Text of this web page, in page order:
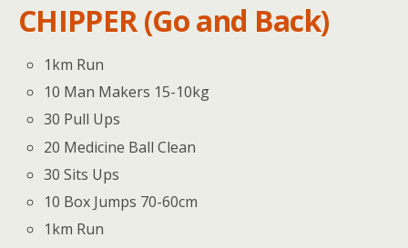
CHIPPER (Go and Back)
1km Run
10 Man Makers 15-10kg
30 Pull Ups
20 Medicine Ball Clean
30 Sits Ups
10 Box Jumps 70-60cm
1km Run